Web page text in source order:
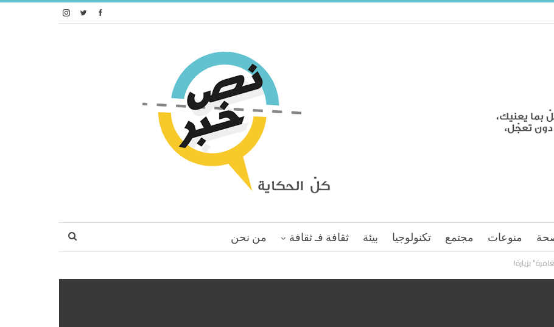
منوعات مجتمع تكنولوجيا بيئة ثقافة فـ ثقافة
من نحن
بزيارة!